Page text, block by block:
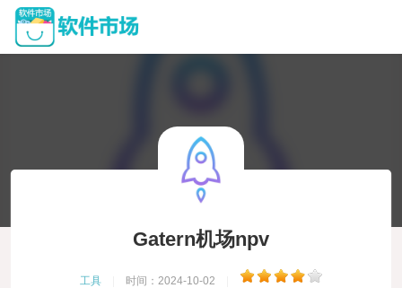
Gatern机场npv
工具 时间：2024-10-02